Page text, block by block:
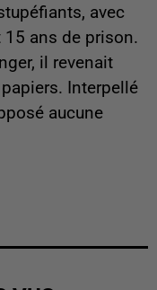
avec
ans de prison.
il revenait
Interpellé
aucune